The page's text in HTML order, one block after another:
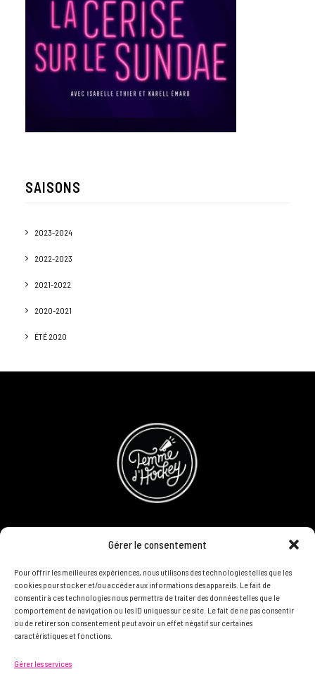
Gérer le consentement
Pour offrir les meilleures expériences, nous utilisons des technologies telles que les
cookies pour stocker et/ou accéder aux informations des appareils. Le fait de
consentir à ces technologies nous permettra de traiter des données telles que le
comportement de navigation ou les ID uniques sur ce site. Le fait de ne pas consentir
ou de retirer son consentement peut avoir un effet négatif sur certaines
caractéristiques et fonctions.
Gérer les services
SAISONS
2023-2024
2022-2023
2021-2022
2020-2021
ÉTÉ 2020
CONCOURS
DEVENIR PARTENAIRE
POLITIQUE DE CONFIDENTIALITÉ